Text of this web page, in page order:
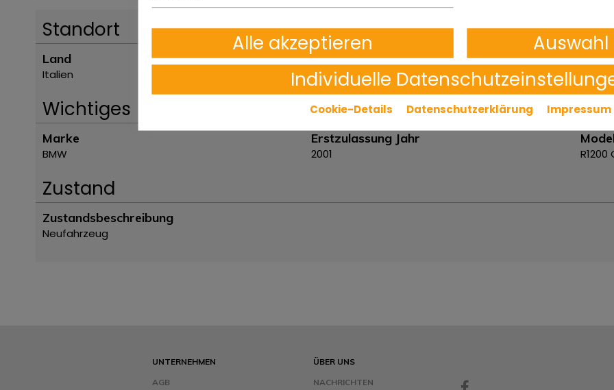
Standort
Land
Italien
Ort
Reggio Emilia
Wichtiges
Marke
BMW
Erstzulassung Jahr
2001 R1200
Zustand
Zustandsbeschreibung
Neufahrzeug
UNTERNEHMEN
AGB
ÜBER UNS
NACHRICHTEN
Alle akzeptieren
Individuelle
Cookie-Details Datenschutzerklärung Impressum